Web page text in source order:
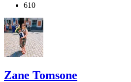
610
Zane Tomsone